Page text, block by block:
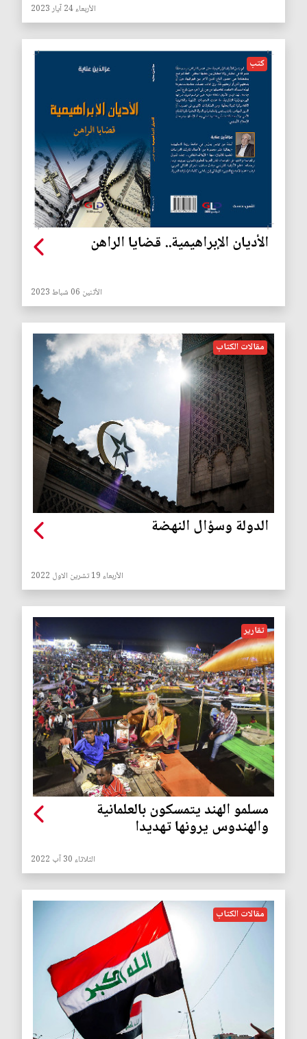
الأربعاء 24 آيار 2023
كتب
الأديان الإبراهيمية.. قضايا الراهن
الأثنين 06 شباط 2023
مقالات الكتاب
الدولة وسؤال النهضة
الأربعاء 19 تشرين الاول 2022
تقارير
مسلمو الهند يتمسكون بالعلمانية
والهندوس يرونها تهديدا
الثلاثاء 30 آب 2022
مقالات الكتاب